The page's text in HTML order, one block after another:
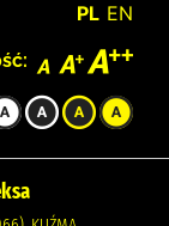
PL EN